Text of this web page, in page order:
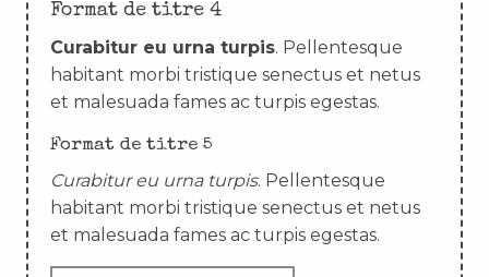
Format de titre 4
Curabitur eu urna turpis. Pellentesque
habitant morbi tristique senectus et netus
et malesuada fames ac turpis egestas.
Format de titre 5
Curabitur eu urna turpis. Pellentesque
habitant morbi tristique senectus et netus
et malesuada fames ac turpis egestas.